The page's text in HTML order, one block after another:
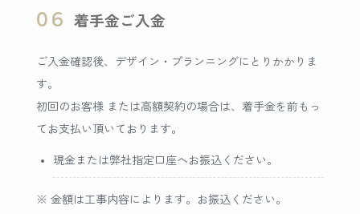
06 着手金ご入金
ご入金確認後、デザイン・プランニングにとりかかりま
す。
初回のお客様 または高額契約の場合は、着手金を前もっ
てお支払い頂いております。
現金または弊社指定口座へお振込ください。
※ 金額は工事内容によります。お振込ください。